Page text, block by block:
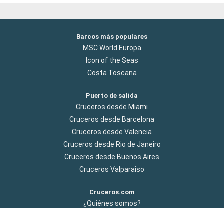
Barcos más populares
MSC World Europa
Icon of the Seas
Costa Toscana
Puerto de salida
Cruceros desde Miami
Cruceros desde Barcelona
Cruceros desde Valencia
Cruceros desde Rio de Janeiro
Cruceros desde Buenos Aires
Cruceros Valparaiso
Cruceros.com
¿Quiénes somos?